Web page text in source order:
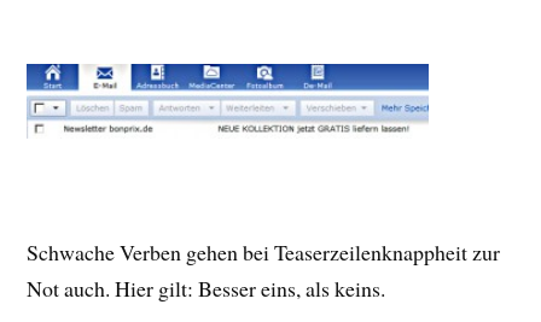
Schwache Verben gehen bei Teaserzeilenknappheit zur
Not auch. Hier gilt: Besser eins, als keins.